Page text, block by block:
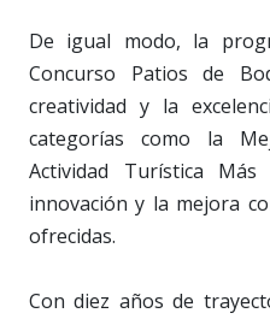
De igual modo, la
Concurso Patios de
creatividad y la
categorías como la
Actividad Turística
innovación y la mejora
ofrecidas.
Con diez años de